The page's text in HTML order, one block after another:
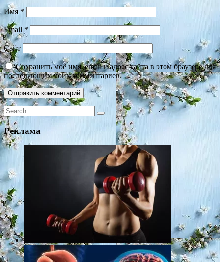
Имя *
Email *
Сайт
Сохранить моё имя, email и адрес сайта в этом браузере для
последующих моих комментариев.
Search
for:
Реклама